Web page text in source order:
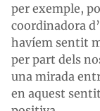
per exemple,
coordinadora
havíem sentit
per part dels
una mirada
en aquest